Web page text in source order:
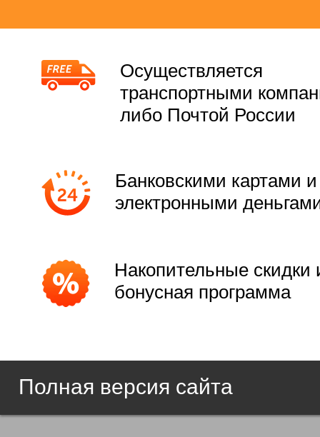
Осуществляется
транспортными
либо Почтой России
Банковскими картами и
электронными
Накопительные скидки
бонусная программа
Полная версия сайта